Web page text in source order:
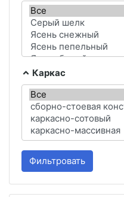
Каркас
Фильтровать